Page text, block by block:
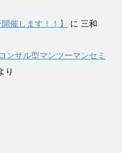
催します！！】
に 三和
ンサル型マンツーマンセミ
り